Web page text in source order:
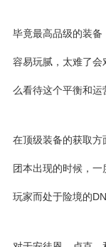
毕竟最高品级的装备
容易玩腻，太难了
么看待这个平衡和运
在顶级装备的获取方
团本出现的时候，
玩家而处于险境的